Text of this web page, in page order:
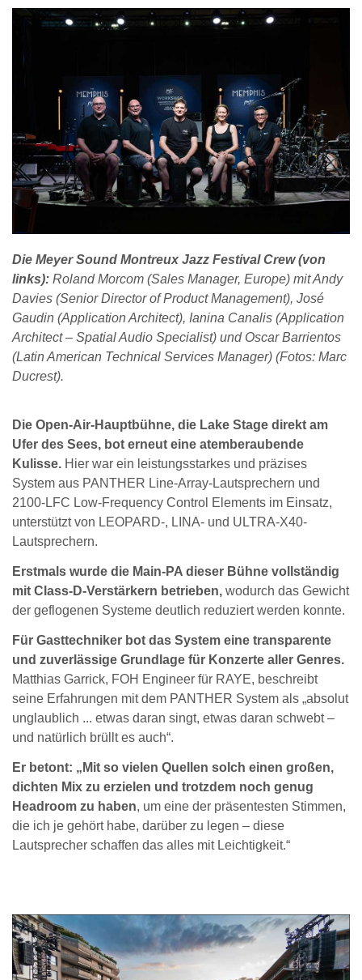
Die Meyer Sound Montreux Jazz Festival Crew (von
links): Roland Morcom (Sales Manager, Europe) mit Andy
Davies (Senior Director of Product Management), José
Gaudin (Application Architect), Ianina Canalis (Application
Architect – Spatial Audio Specialist) und Oscar Barrientos
(Latin American Technical Services Manager) (Fotos: Marc
Ducrest).
Die Open-Air-Hauptbühne, die Lake Stage direkt am
Ufer des Sees, bot erneut eine atemberaubende
Kulisse. Hier war ein leistungsstarkes und präzises
System aus PANTHER Line-Array-Lautsprechern und
2100-LFC Low-Frequency Control Elements im Einsatz,
unterstützt von LEOPARD-, LINA- und ULTRA-X40-
Lautsprechern.
Erstmals wurde die Main-PA dieser Bühne vollständig
mit Class-D-Verstärkern betrieben, wodurch das Gewicht
der geflogenen Systeme deutlich reduziert werden konnte.
Für Gasttechniker bot das System eine transparente
und zuverlässige Grundlage für Konzerte aller Genres.
Matthias Garrick, FOH Engineer für RAYE, beschreibt
seine Erfahrungen mit dem PANTHER System als „absolut
unglaublich ... etwas daran singt, etwas daran schwebt –
und natürlich brüllt es auch“.
Er betont: „Mit so vielen Quellen solch einen großen,
dichten Mix zu erzielen und trotzdem noch genug
Headroom zu haben, um eine der präsentesten Stimmen,
die ich je gehört habe, darüber zu legen – diese
Lautsprecher schaffen das alles mit Leichtigkeit.“